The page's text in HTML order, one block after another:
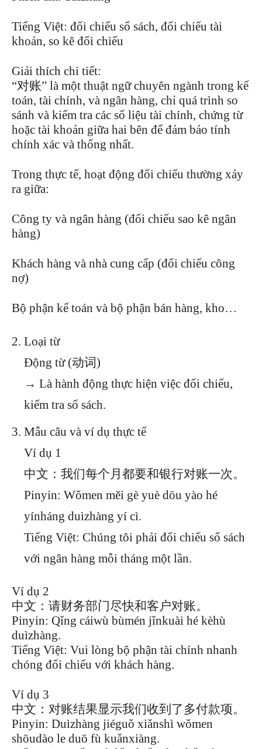
Tiếng Việt: đối chiếu sổ sách, đối chiếu tài
khoản, so kê đối chiếu
Giải thích chi tiết:
“对账” là một thuật ngữ chuyên ngành trong kế
toán, tài chính, và ngân hàng, chỉ quá trình so
sánh và kiểm tra các số liệu tài chính, chứng từ
hoặc tài khoản giữa hai bên để đảm bảo tính
chính xác và thống nhất.
Trong thực tế, hoạt động đối chiếu thường xảy
ra giữa:
Công ty và ngân hàng (đối chiếu sao kê ngân
hàng)
Khách hàng và nhà cung cấp (đối chiếu công
nợ)
Bộ phận kế toán và bộ phận bán hàng, kho…
Loại từ
Động từ (动词)
→ Là hành động thực hiện việc đối chiếu,
kiểm tra sổ sách.
Mẫu câu và ví dụ thực tế
Ví dụ 1
中文：我们每个月都要和银行对账一次。
Pinyin: Wǒmen měi gè yuè dōu yào hé
yínháng duìzhàng yí cì.
Tiếng Việt: Chúng tôi phải đối chiếu sổ sách
với ngân hàng mỗi tháng một lần.
Ví dụ 2
中文：请财务部门尽快和客户对账。
Pinyin: Qǐng cáiwù bùmén jǐnkuài hé kèhù
duìzhàng.
Tiếng Việt: Vui lòng bộ phận tài chính nhanh
chóng đối chiếu với khách hàng.
Ví dụ 3
中文：对账结果显示我们收到了多付款项。
Pinyin: Duìzhàng jiéguǒ xiǎnshì wǒmen
shōudào le duō fù kuǎnxiàng.